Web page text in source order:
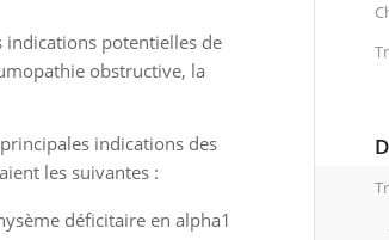
indications potentielles de
obstructive, la
indications des
les suivantes :
déficitaire en alpha1